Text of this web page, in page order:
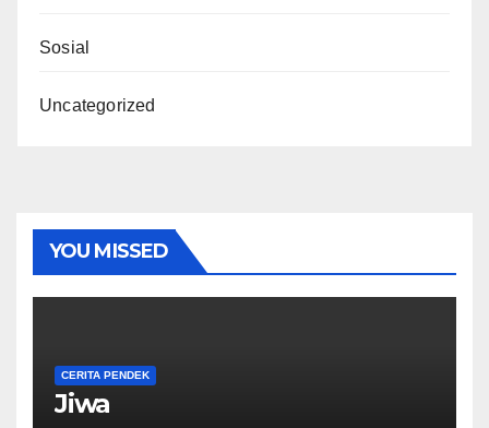
Sosial
Uncategorized
YOU MISSED
CERITA PENDEK
Jiwa